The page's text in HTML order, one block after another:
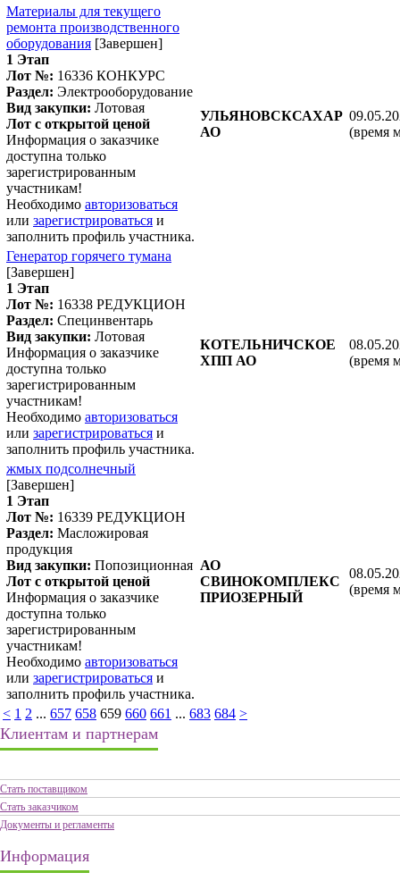
< 1 2 ... 657 658 659 660 661 ... 683 684 >
Материалы для текущего
ремонта производственного
оборудования [Завершен]
1 Этап
Лот №: 16336 КОНКУРС
Раздел: Электрооборудование
Вид закупки: Лотовая
Лот с открытой ценой
Информация о заказчике
доступна только
зарегистрированным
участникам!
Необходимо авторизоваться
или зарегистрироваться и
заполнить профиль участника.
УЛЬЯНОВСКСАХАР
АО
(время
Генератор горячего тумана
[Завершен]
1 Этап
Лот №: 16338 РЕДУКЦИОН
Раздел: Специнвентарь
Вид закупки: Лотовая
Информация о заказчике
доступна только
зарегистрированным
участникам!
Необходимо авторизоваться
или зарегистрироваться и
заполнить профиль участника.
КОТЕЛЬНИЧСКОЕ
ХПП АО
(время
жмых подсолнечный
[Завершен]
1 Этап
Лот №: 16339 РЕДУКЦИОН
Раздел: Масложировая
продукция
Вид закупки: Попозиционная
Лот с открытой ценой
Информация о заказчике
доступна только
зарегистрированным
участникам!
Необходимо авторизоваться
или зарегистрироваться и
заполнить профиль участника.
АО
СВИНОКОМПЛЕКС
ПРИОЗЕРНЫЙ
(время
Клиентам и партнерам
Стать поставщиком
Стать заказчиком
Документы и регламенты
Информация